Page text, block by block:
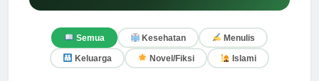
Semua Kesehatan Menulis
Keluarga Novel/Fiksi Islami